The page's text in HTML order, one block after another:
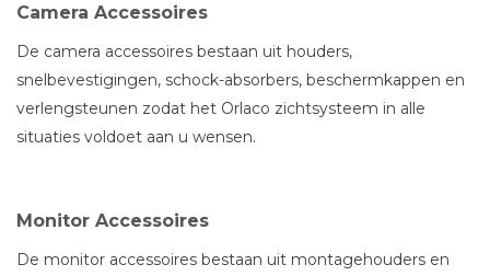
Camera Accessoires
De camera accessoires bestaan uit houders,
snelbevestigingen, schock-absorbers, beschermkappen en
verlengsteunen zodat het Orlaco zichtsysteem in alle
situaties voldoet aan u wensen.
Monitor Accessoires
De monitor accessoires bestaan uit montagehouders en